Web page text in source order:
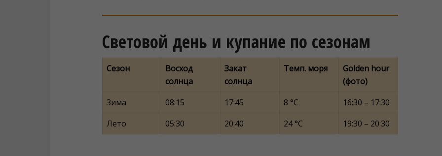
Световой день и купание по сезонам
Сезон
Восход
солнца
Закат
солнца
Темп. моря
Golden hour
(фото)
Зима
08:15 17:45 8 °C
16:30 – 17:30
Лето
05:30 20:40 24 °C 19:30 – 20:30